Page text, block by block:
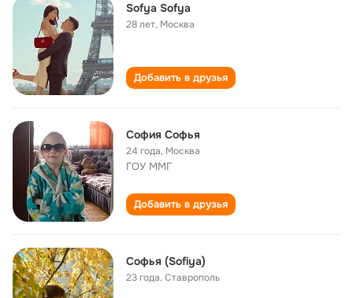
Sofya Sofya
28 лет, Москва
Добавить в друзья
София Софья
24 года, Москва
ГОУ ММГ
Добавить в друзья
Софья (Sofiya)
23 года,Ставрополь